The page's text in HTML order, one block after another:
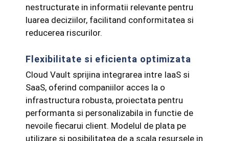
nestructurate in informatii relevante pentru
luarea deciziilor, facilitand conformitatea si
reducerea riscurilor.
Flexibilitate si eficienta optimizata
Cloud Vault sprijina integrarea intre IaaS si
SaaS, oferind companiilor acces la o
infrastructura robusta, proiectata pentru
performanta si personalizabila in functie de
nevoile fiecarui client. Modelul de plata pe
utilizare si posibilitatea de a scala resursele in